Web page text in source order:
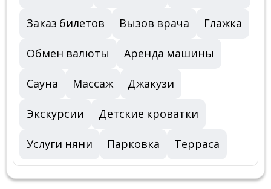
Заказ билетов Вызов врача Глажка
Обмен валюты Аренда машины
Сауна Массаж Джакузи
Экскурсии Детские кроватки
Услуги няни Парковка Терраса